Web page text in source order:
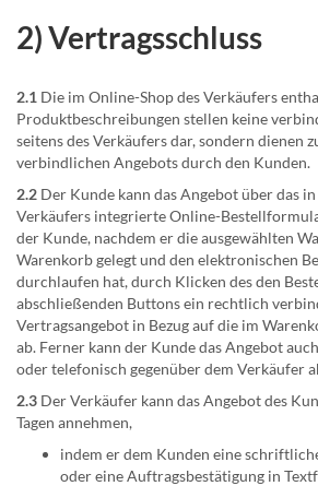
2) Vertragsschluss
2.1 Die im Online-Shop des Verkäufers
Produktbeschreibungen stellen keine
seitens des Verkäufers dar, sondern dienen
verbindlichen Angebots durch den Kunden.
2.2 Der Kunde kann das Angebot über das
Verkäufers integrierte Online-
der Kunde, nachdem er die ausgewählten
Warenkorb gelegt und den elektronischen
durchlaufen hat, durch Klicken des den
abschließenden Buttons ein rechtlich
Vertragsangebot in Bezug auf die im
ab. Ferner kann der Kunde das Angebot
oder telefonisch gegenüber dem Verkäufer
2.3 Der Verkäufer kann das Angebot des
Tagen annehmen,
indem er dem Kunden eine
oder eine Auftragsbestätigung in